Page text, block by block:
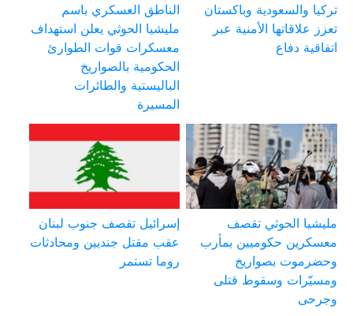
تركيا والسعودية وباكستان
تعزز علاقاتها الأمنية عبر
اتفاقية دفاع
الناطق العسكري باسم
مليشيا الحوثي يعلن استهداف
معسكرات قوات الطوارئ
الحكومية بالصواريخ
الباليستية والطائرات
المسيرة
مليشيا الحوثي تقصف
معسكرين حكوميين بمأرب
وحضرموت بصواريخ
ومسيّرات وسقوط قتلى
وجرحى
إسرائيل تقصف جنوب لبنان
عقب مقتل جنديين ومحادثات
روما تستمر